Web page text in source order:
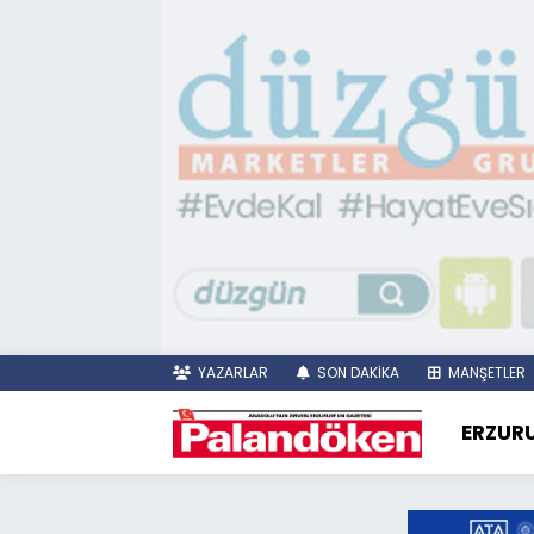
YAZARLAR SON DAKİKA MANŞETLER